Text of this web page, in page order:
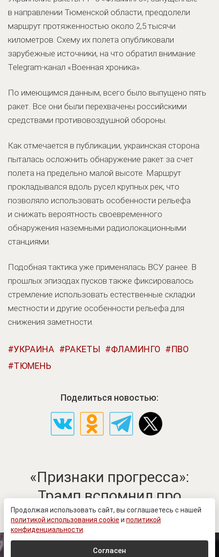
в направлении Тюменской области, преодолели
маршрут протяженностью около 2,5 тысячи
километров. Схему их полета опубликовали
зарубежные источники, на что обратил внимание
Telegram-канал «Военная хроника».
По имеющимся данным, всего было выпущено пять
ракет. Все они были перехвачены российскими
средствами противовоздушной обороны.
Как отмечается в публикации, украинская сторона
пыталась осложнить обнаружение ракет за счет
полета на предельно малой высоте. Маршрут
прокладывался вдоль русел крупных рек, что
позволяло использовать особенности рельефа
и снижать вероятность своевременного
обнаружения наземными радиолокационными
станциями.
Подобная тактика уже применялась ВСУ ранее. В
прошлых эпизодах пусков также фиксировалось
стремление использовать естественные складки
местности и другие особенности рельефа для
снижения заметности.
УКРАИНА РАКЕТЫ ФЛАМИНГО
ПВО
ТЮМЕНЬ
Поделиться новостью:
«Признаки прогресса»:
Трамп вспомнил про
конфликт на Украине
Продолжая использовать сайт, вы соглашаетесь с нашей
политикой использования cookie и политикой
конфиденциальности
Согласен